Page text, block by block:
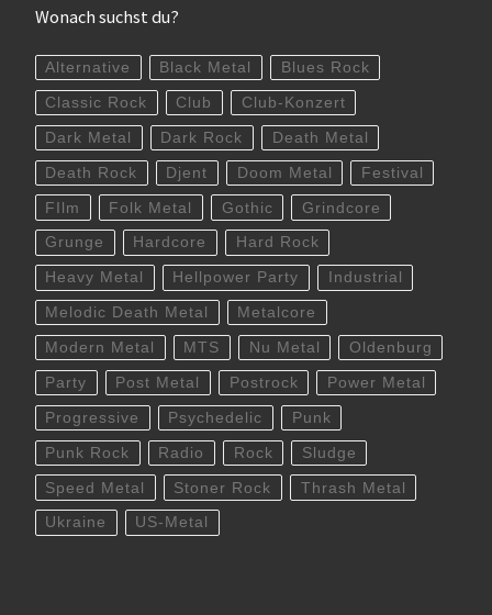
Wonach suchst du?
Alternative Black Metal Blues Rock
Classic Rock Club Club-Konzert
Dark Metal Dark Rock Death Metal
Death Rock Djent Doom Metal Festival
FIlm Folk Metal Gothic Grindcore
Grunge Hardcore Hard Rock
Heavy Metal Hellpower Party Industrial
Melodic Death Metal Metalcore
Modern Metal MTS Nu Metal Oldenburg
Party Post Metal Postrock Power Metal
Progressive Psychedelic Punk
Punk Rock Radio Rock Sludge
Speed Metal Stoner Rock Thrash Metal
Ukraine US-Metal